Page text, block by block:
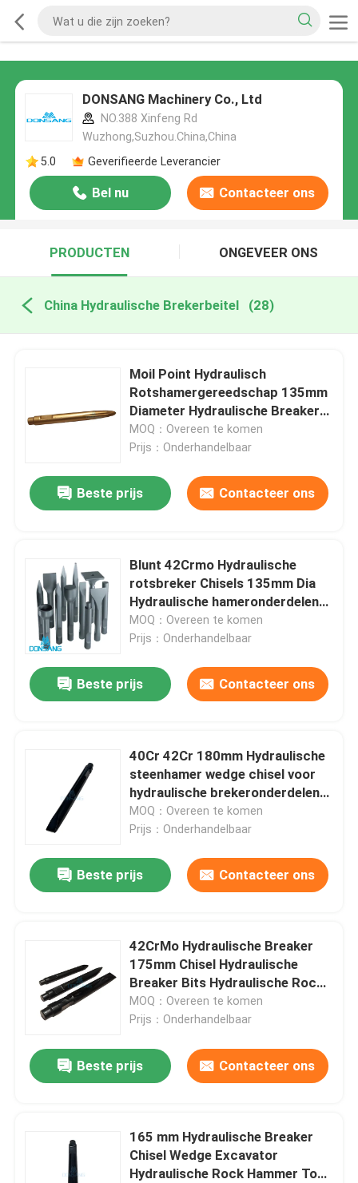
DONSANG Machinery Co., Ltd
NO.388 Xinfeng Rd
Wuzhong,Suzhou.China,China
5.0
Geverifieerde Leverancier
Bel nu Contacteer ons
PRODUCTEN ONGEVEER ONS
China Hydraulische Brekerbeitel (28)
Moil Point Hydraulisch
Rotshamergereedschap 135mm
Diameter Hydraulische Breaker
Chisel voor verkoop DS8C
MOQ：Overeen te komen
Prijs：Onderhandelbaar
Beste prijs Contacteer ons
Blunt 42Crmo Hydraulische
rotsbreker Chisels 135mm Dia
Hydraulische hameronderdelen
Chisel DS8C
MOQ：Overeen te komen
Prijs：Onderhandelbaar
Beste prijs Contacteer ons
40Cr 42Cr 180mm Hydraulische
steenhamer wedge chisel voor
hydraulische brekeronderdelen
DS8C
MOQ：Overeen te komen
Prijs：Onderhandelbaar
Beste prijs Contacteer ons
42CrMo Hydraulische Breaker
175mm Chisel Hydraulische
Breaker Bits Hydraulische Rock
Hammer DS86
MOQ：Overeen te komen
Prijs：Onderhandelbaar
Beste prijs Contacteer ons
165 mm Hydraulische Breaker
Chisel Wedge Excavator
Hydraulische Rock Hammer Tool